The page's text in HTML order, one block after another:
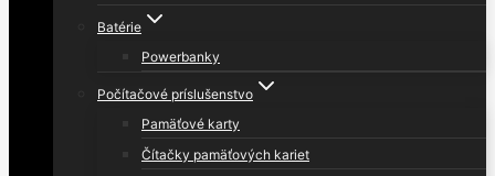
Batérie
Powerbanky
Počítačové príslušenstvo
Pamäťové karty
Čítačky pamäťových kariet